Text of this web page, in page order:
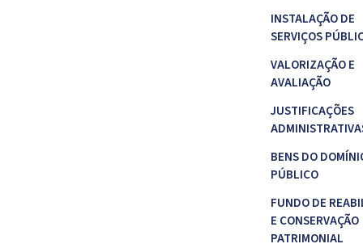
INSTALAÇÃO DE
SERVIÇOS
VALORIZAÇÃO E
AVALIAÇÃO
JUSTIFICAÇÕES
BENS DO
PÚBLICO
FUNDO DE
E CONSERVAÇÃO
PATRIMONIAL